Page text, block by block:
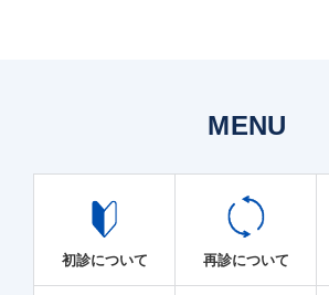
MENU
初診について 再診について